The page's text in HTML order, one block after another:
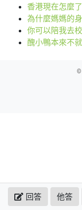
香港現在怎麼
為什麼媽媽的
你可以陪我去
醜小鴨本來不
©
回答 他答